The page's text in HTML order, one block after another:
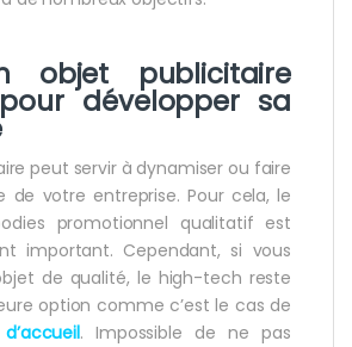
objet publicitaire
développer sa
peut servir à dynamiser ou faire
de votre entreprise. Pour cela, le
promotionnel qualitatif est
important. Cependant, si vous
de qualité, le high-tech reste
option comme c’est le cas de
. Impossible de ne pas